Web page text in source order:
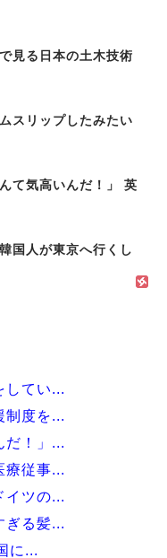
見る日本の土木技術
スリップしたみたい
て気高いんだ！」 英
国人が東京へ行くし
してい...
制度を...
だ！」...
療従事...
イツの...
ぎる髪...
に...